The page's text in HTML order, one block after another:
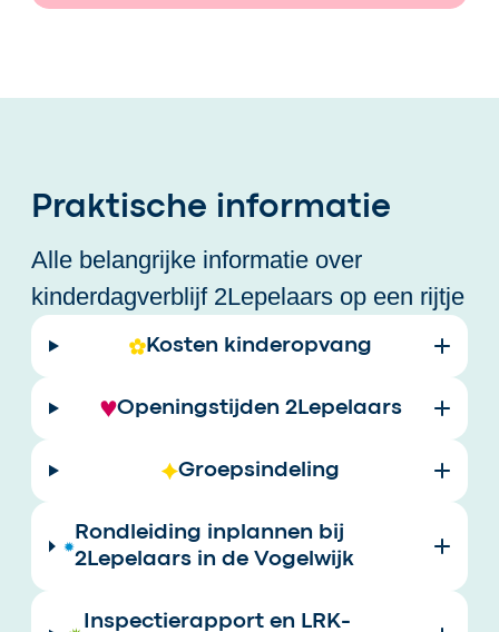
Praktische informatie
Alle belangrijke informatie over
kinderdagverblijf 2Lepelaars op een rijtje
Kosten kinderopvang
Openingstijden 2Lepelaars
Groepsindeling
Rondleiding inplannen bij
2Lepelaars in de Vogelwijk
Inspectierapport en LRK-